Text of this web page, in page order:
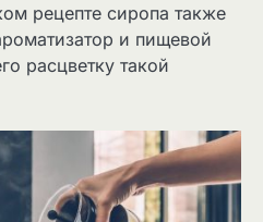
рецепте сиропа также
и пищевой
расцветку такой